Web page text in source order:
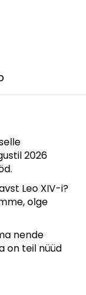
2026
Leo XIV-i?
olge
nende
on teil nüüd